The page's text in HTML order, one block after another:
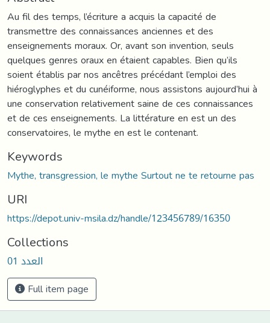
Au fil des temps, l’écriture a acquis la capacité de
transmettre des connaissances anciennes et des
enseignements moraux. Or, avant son invention, seuls
quelques genres oraux en étaient capables. Bien qu’ils
soient établis par nos ancêtres précédant l’emploi des
hiéroglyphes et du cunéiforme, nous assistons aujourd’hui à
une conservation relativement saine de ces connaissances
et de ces enseignements. La littérature en est un des
conservatoires, le mythe en est le contenant.
Keywords
Mythe, transgression, le mythe Surtout ne te retourne pas
URI
https://depot.univ-msila.dz/handle/123456789/16350
Collections
العدد 01
Full item page